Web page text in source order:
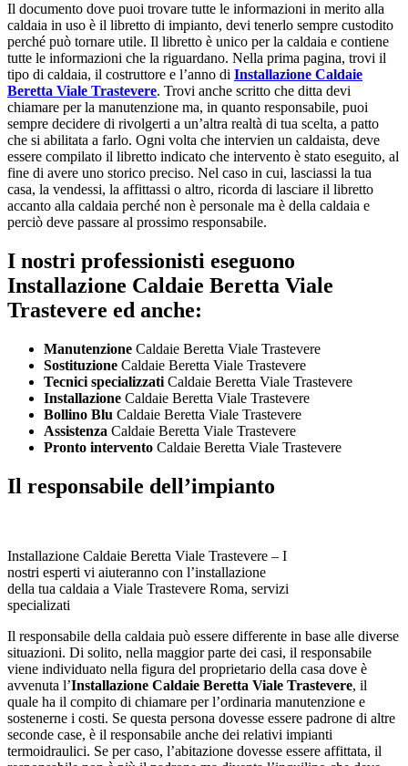
Il documento dove puoi trovare tutte le informazioni in merito alla
caldaia in uso è il libretto di impianto, devi tenerlo sempre custodito
perché può tornare utile. Il libretto è unico per la caldaia e contiene
tutte le informazioni che la riguardano. Nella prima pagina, trovi il
tipo di caldaia, il costruttore e l’anno di Installazione Caldaie
Beretta Viale Trastevere. Trovi anche scritto che ditta devi
chiamare per la manutenzione ma, in quanto responsabile, puoi
sempre decidere di rivolgerti a un’altra realtà di tua scelta, a patto
che si abilitata a farlo. Ogni volta che intervien un caldaista, deve
essere compilato il libretto indicato che intervento è stato eseguito, al
fine di avere uno storico preciso. Nel caso in cui, lasciassi la tua
casa, la vendessi, la affittassi o altro, ricorda di lasciare il libretto
accanto alla caldaia perché non è personale ma è della caldaia e
perciò deve passare al prossimo responsabile.
I nostri professionisti eseguono
Installazione Caldaie Beretta Viale
Trastevere ed anche:
Manutenzione Caldaie Beretta Viale Trastevere
Sostituzione Caldaie Beretta Viale Trastevere
Tecnici specializzati Caldaie Beretta Viale Trastevere
Installazione Caldaie Beretta Viale Trastevere
Bollino Blu Caldaie Beretta Viale Trastevere
Assistenza Caldaie Beretta Viale Trastevere
Pronto intervento Caldaie Beretta Viale Trastevere
Il responsabile dell’impianto
Installazione Caldaie Beretta Viale Trastevere – I
nostri esperti vi aiuteranno con l’installazione
della tua caldaia a Viale Trastevere Roma, servizi
specializati
Il responsabile della caldaia può essere differente in base alle diverse
situazioni. Di solito, nella maggior parte dei casi, il responsabile
viene individuato nella figura del proprietario della casa dove è
avvenuta l’Installazione Caldaie Beretta Viale Trastevere, il
quale ha il compito di chiamare per l’ordinaria manutenzione e
sostenerne i costi. Se questa persona dovesse essere padrone di altre
seconde case, è il responsabile anche dei relativi impianti
termoidraulici. Se per caso, l’abitazione dovesse essere affittata, il